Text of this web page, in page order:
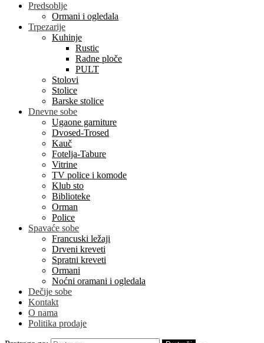
Predsoblje
Ormani i ogledala
Trpezarije
Kuhinje
Rustic
Radne ploče
PULT
Stolovi
Stolice
Barske stolice
Dnevne sobe
Ugaone garniture
Dvosed-Trosed
Kauč
Fotelja-Tabure
Vitrine
TV police i komode
Klub sto
Biblioteke
Orman
Police
Spavaće sobe
Francuski ležaji
Drveni kreveti
Spratni kreveti
Ormani
Noćni oramani i ogledala
Dečije sobe
Kontakt
O nama
Politika prodaje